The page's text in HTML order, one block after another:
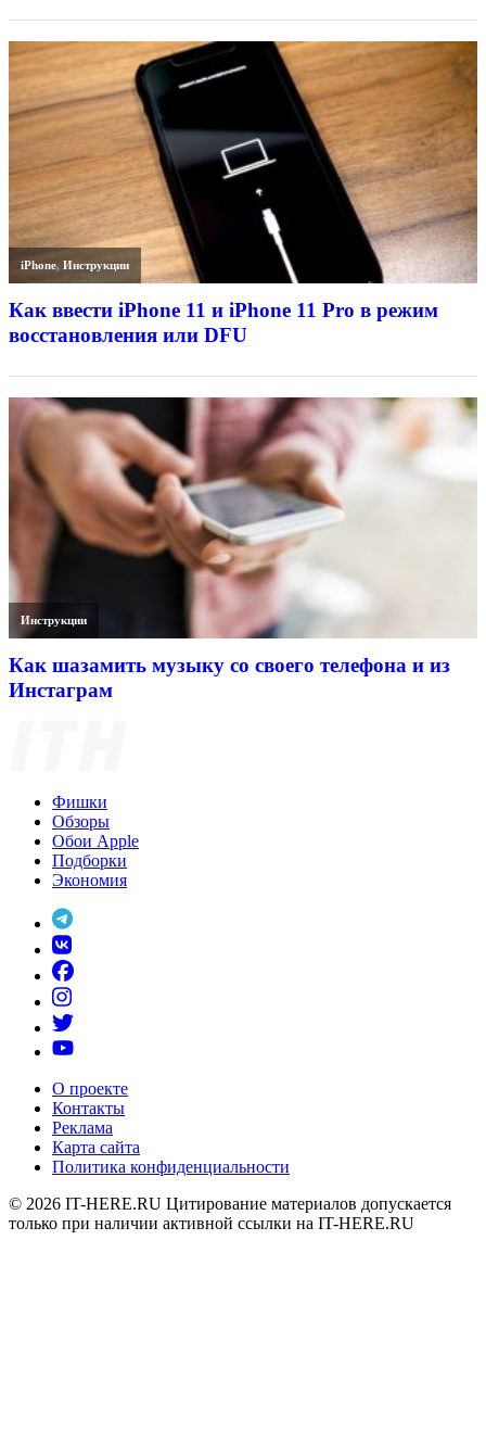
iPhone,Инструкции
Как ввести iPhone 11 и iPhone 11 Pro в режим
восстановления или DFU
Инструкции
Как шазамить музыку со своего телефона и из
Инстаграм
Фишки
Обзоры
Обои Apple
Подборки
Экономия
О проекте
Контакты
Реклама
Карта сайта
Политика конфиденциальности
© 2026 IT-HERE.RU Цитирование материалов допускается
только при наличии активной ссылки на IT-HERE.RU